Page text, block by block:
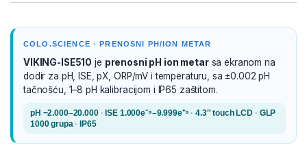
COLO.SCIENCE · PRENOSNI PH/ION METAR
VIKING-ISE510 je prenosni pH ion metarsa ekranom na
dodir za pH, ISE, pX, ORP/mV i temperaturu, sa ±0.002 pH
tačnošću, 1–8 pH kalibracijom i IP65 zaštitom.
pH −2.000–20.000 · ISE 1.000e⁻⁹–9.999e⁺⁹ · 4.3″ touch LCD · GLP
1000 grupa · IP65